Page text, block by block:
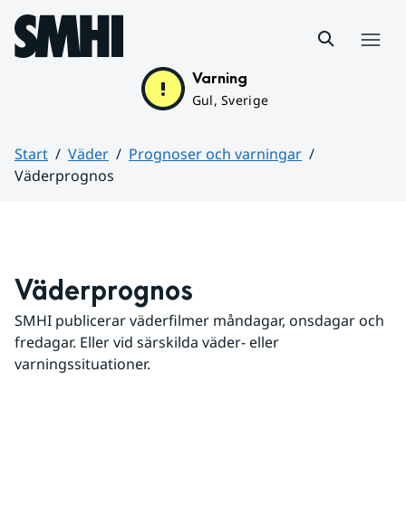
Hoppa till sidans innehåll
Varning
Gul, Sverige
Start Väder
Prognoser och varningar
Väderprognos
Väderprognos
SMHI publicerar väderfilmer måndagar, onsdagar och
fredagar. Eller vid särskilda väder- eller
varningssituationer.